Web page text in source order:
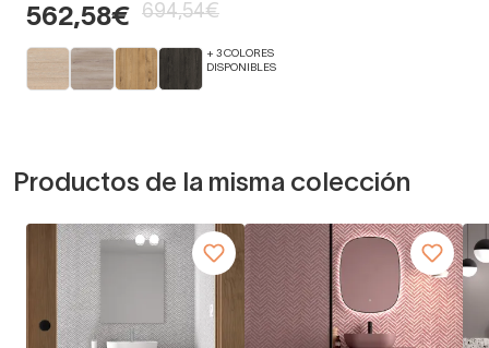
562,58€ 694,54€
+ 3 COLORES
DISPONIBLES
Productos de la misma colección